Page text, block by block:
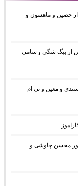
از حصین و ماهسون و
از بیگ شگی و سامی
سندی و معین و تی ام
یاشار با حضور محسن چاوشی و